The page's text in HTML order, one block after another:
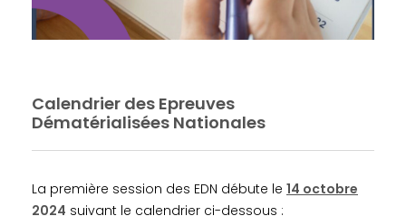
Calendrier des Epreuves
Dématérialisées Nationales
La première session des EDN débute le 14 octobre
2024 suivant le calendrier ci-dessous :